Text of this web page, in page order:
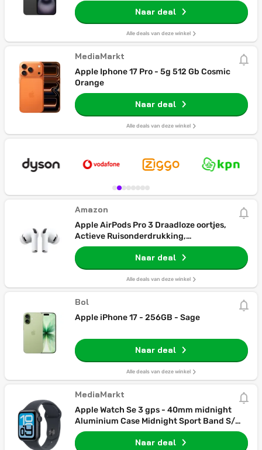
Naar deal
Alle deals van deze winkel
MediaMarkt
Apple Iphone 17 Pro - 5g 512 Gb Cosmic
Orange
Naar deal
Alle deals van deze winkel
Amazon
Apple AirPods Pro 3 Draadloze oortjes,
Actieve Ruisonderdrukking,
Hartslagmeting, Gehoorapparaat-feature,
Bluetooth-koptelefoon, Ruimtelijke Audio,
hifi-geluid, opladen met USB‑C
Naar deal
Alle deals van deze winkel
Bol
Apple iPhone 17 - 256GB - Sage
Naar deal
Alle deals van deze winkel
MediaMarkt
Apple Watch Se 3 gps - 40mm midnight
Aluminium Case Midnight Sport Band S/m
Smartwatch
Naar deal